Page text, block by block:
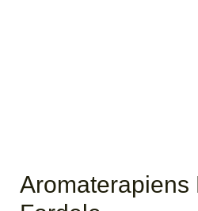
Aromaterapiens